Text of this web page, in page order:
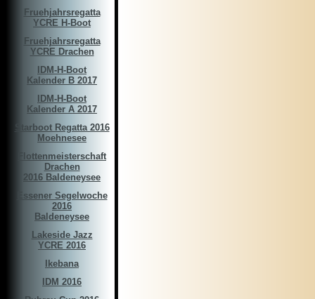
Fruehjahrsregatta
YCRE H-Boot
Fruehjahrsregatta
YCRE Drachen
IDM-H-Boot
Kalender B 2017
IDM-H-Boot
Kalender A 2017
Starboot Regatta 2016
Moehnesee
Flottenmeisterschaft
Drachen
2016 Baldeneysee
Essener Segelwoche
2016
Baldeneysee
Lakeside Jazz
YCRE 2016
Ikebana
IDM 2016